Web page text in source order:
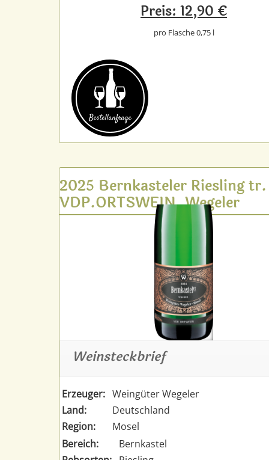
Preis: 12,90 €
pro Flasche 0,75 l
Bestell­anfrage
2025 Bernkasteler Riesling tr.
VDP.ORTSWEIN, Wegeler
Weinsteckbrief
Erzeuger: Weingüter Wegeler
Land:
Deutschland
Region:
Mosel
Bereich:
Bernkastel